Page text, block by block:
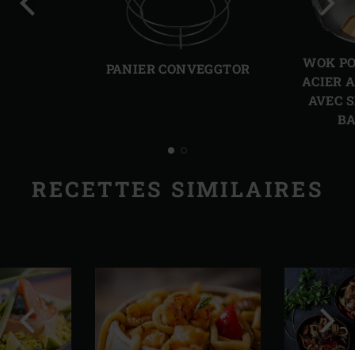
PANIER CONVEGGTOR
WOK
ACIER
AVEC
RECETTES SIMILAIRES